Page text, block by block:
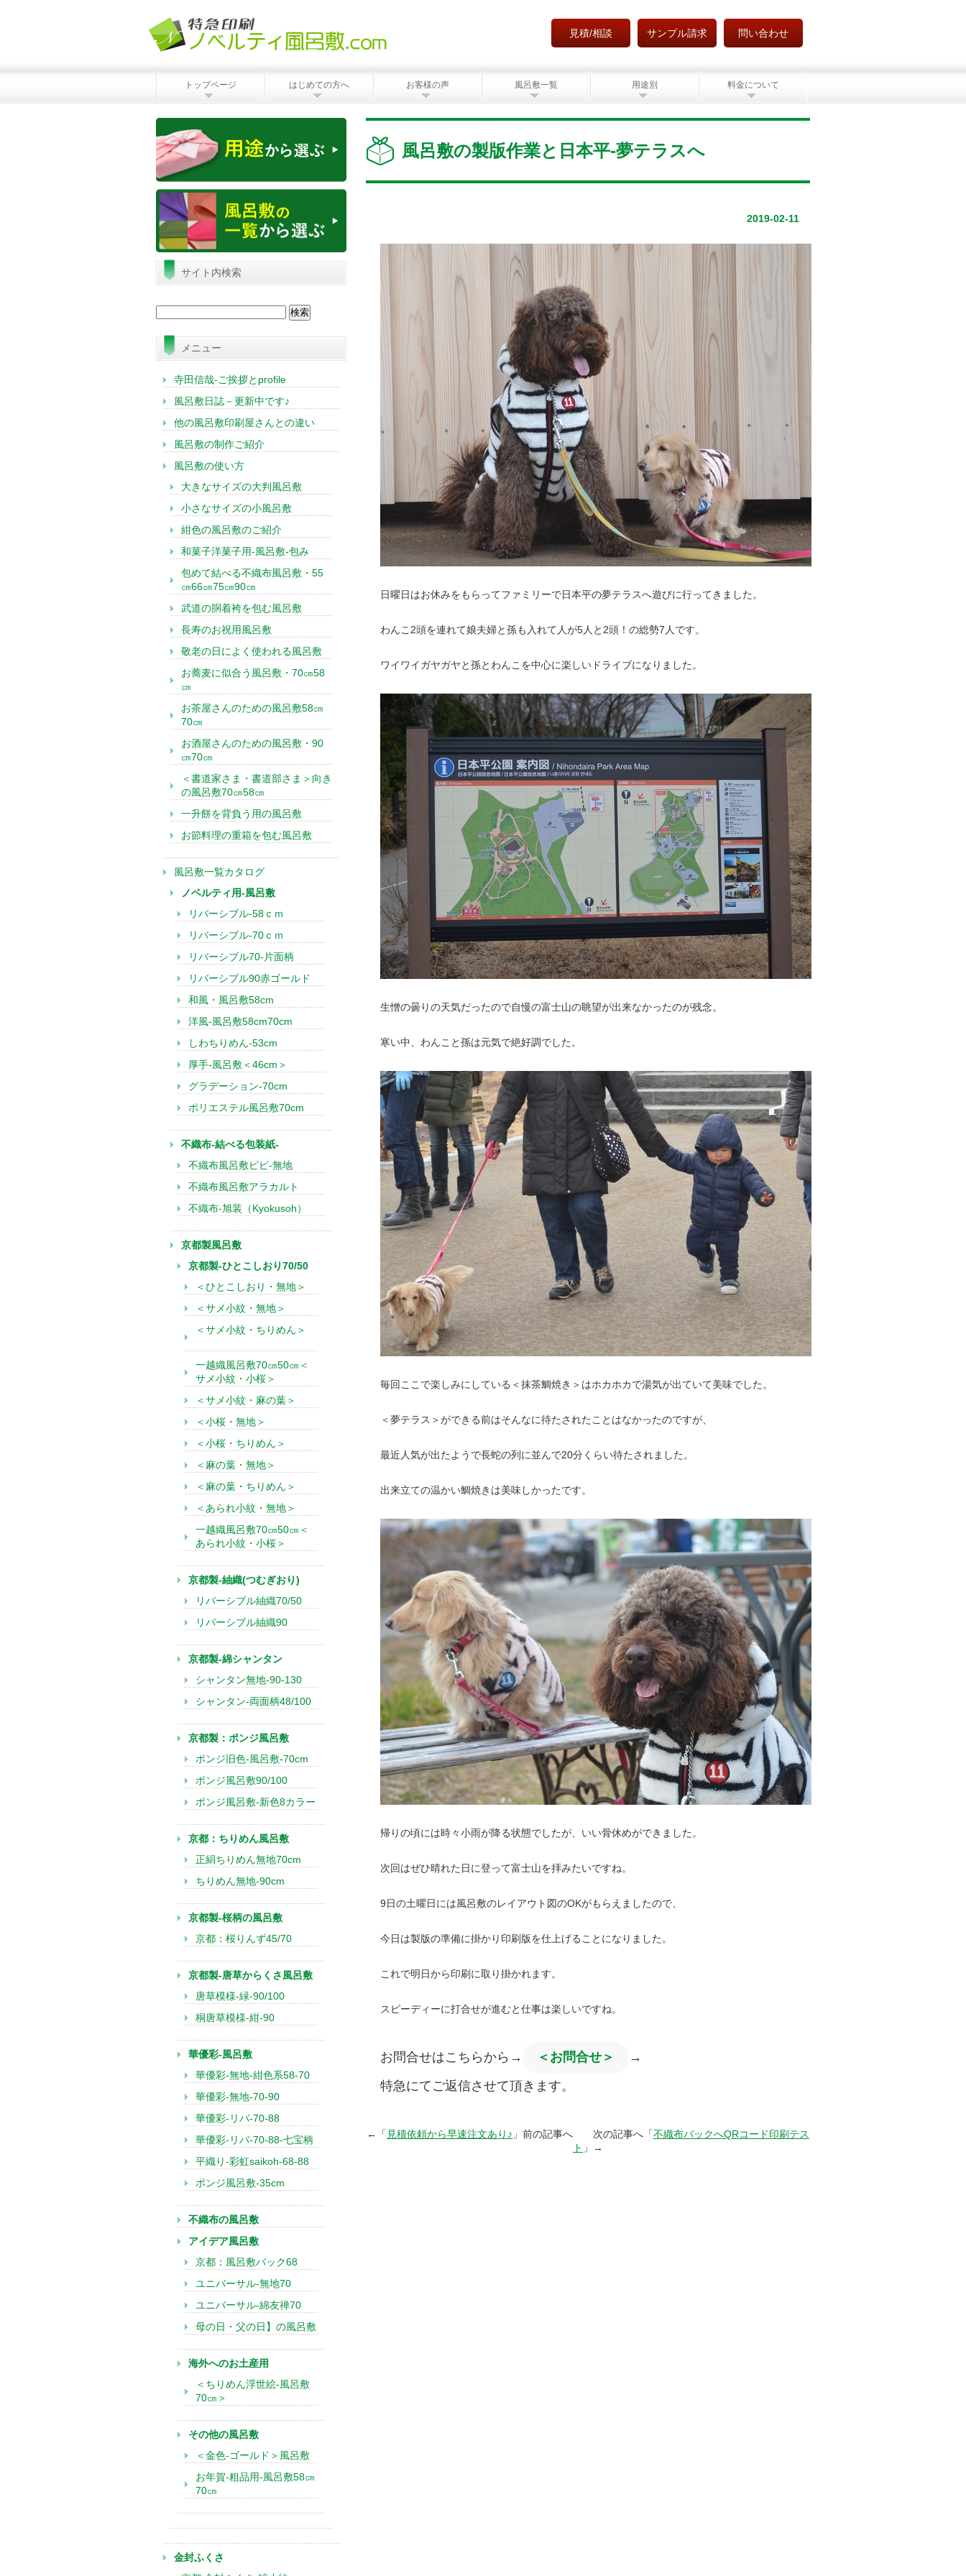
見積/相談 サンプル請求 問い合わせ
トップページ はじめての方へ お客様の声 風呂敷一覧 用途別 料金について
風呂敷の製版作業と日本平-夢テラスへ
2019-02-11
日曜日はお休みをもらってファミリーで日本平の夢テラスへ遊びに行ってきました。
わんこ2頭を連れて娘夫婦と孫も入れて人が5人と2頭！の総勢7人です。
ワイワイガヤガヤと孫とわんこを中心に楽しいドライブになりました。
生憎の曇りの天気だったので自慢の富士山の眺望が出来なかったのが残念。
寒い中、わんこと孫は元気で絶好調でした。
毎回ここで楽しみにしている＜抹茶鯛焼き＞はホカホカで湯気が出ていて美味でした。
＜夢テラス＞ができる前はそんなに待たされたことはなかったのですが、
最近人気が出たようで長蛇の列に並んで20分くらい待たされました。
出来立ての温かい鯛焼きは美味しかったです。
帰りの頃には時々小雨が降る状態でしたが、いい骨休めができました。
次回はぜひ晴れた日に登って富士山を拝みたいですね。
9日の土曜日には風呂敷のレイアウト図のOKがもらえましたので、
今日は製版の準備に掛かり印刷版を仕上げることになりました。
これで明日から印刷に取り掛かれます。
スピーディーに打合せが進むと仕事は楽しいですね。
お問合せはこちらから→ ＜お問合せ＞
→
特急にてご返信させて頂きます。
←「 見積依頼から早速注文あり♪ 」前の記事へ 次の記事へ「不織布バックへQRコード印刷テス
ト 」→
サイト内検索
メニュー
寺田信哉-ご挨拶とprofile
風呂敷日誌－更新中です♪
他の風呂敷印刷屋さんとの違い
風呂敷の制作ご紹介
風呂敷の使い方
大きなサイズの大判風呂敷
小さなサイズの小風呂敷
紺色の風呂敷のご紹介
和菓子洋菓子用-風呂敷-包み
包めて結べる不織布風呂敷・55
㎝66㎝75㎝90㎝
武道の胴着袴を包む風呂敷
長寿のお祝用風呂敷
敬老の日によく使われる風呂敷
お蕎麦に似合う風呂敷・70㎝58
㎝
お茶屋さんのための風呂敷58㎝
70㎝
お酒屋さんのための風呂敷・90
㎝70㎝
＜書道家さま・書道部さま＞向き
の風呂敷70㎝58㎝
一升餅を背負う用の風呂敷
お節料理の重箱を包む風呂敷
風呂敷一覧カタログ
ノベルティ用-風呂敷
リバーシブル-58ｃｍ
リバーシブル-70ｃｍ
リバーシブル70-片面柄
リバーシブル90赤ゴールド
和風・風呂敷58cm
洋風-風呂敷58cm70cm
しわちりめん-53cm
厚手-風呂敷＜46cm＞
グラデーション-70cm
ポリエステル風呂敷70cm
不織布-結べる包装紙-
不織布風呂敷ピピ-無地
不織布風呂敷アラカルト
不織布-旭装（Kyokusoh）
京都製風呂敷
京都製-ひとこしおり70/50
＜ひとこしおり・無地＞
＜サメ小紋・無地＞
＜サメ小紋・ちりめん＞
一越織風呂敷70㎝50㎝＜
サメ小紋・小桜＞
＜サメ小紋・麻の葉＞
＜小桜・無地＞
＜小桜・ちりめん＞
＜麻の葉・無地＞
＜麻の葉・ちりめん＞
＜あられ小紋・無地＞
一越織風呂敷70㎝50㎝＜
あられ小紋・小桜＞
京都製-紬織(つむぎおり)
リバーシブル紬織70/50
リバーシブル紬織90
京都製-綿シャンタン
シャンタン無地-90-130
シャンタン-両面柄48/100
京都製：ポンジ風呂敷
ポンジ旧色-風呂敷-70cm
ポンジ風呂敷90/100
ポンジ風呂敷-新色8カラー
京都：ちりめん風呂敷
正絹ちりめん無地70cm
ちりめん無地-90cm
京都製-桜柄の風呂敷
京都：桜りんず45/70
京都製-唐草からくさ風呂敷
唐草模様-緑-90/100
桐唐草模様-紺-90
華優彩-風呂敷
華優彩-無地-紺色系58-70
華優彩-無地-70-90
華優彩-リバ-70-88
華優彩-リバ-70-88-七宝柄
平織り-彩虹saikoh-68-88
ポンジ風呂敷-35cm
不織布の風呂敷
アイデア風呂敷
京都：風呂敷バック68
ユニバーサル-無地70
ユニバーサル-綿友禅70
母の日・父の日】の風呂敷
海外へのお土産用
＜ちりめん浮世絵-風呂敷
70㎝＞
その他の風呂敷
＜金色-ゴールド＞風呂敷
お年賀-粗品用-風呂敷58㎝
70㎝
金封ふくさ